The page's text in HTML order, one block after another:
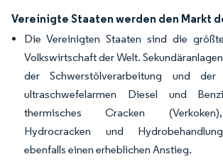
Vereinigte Staaten werden den Markt
Die Vereinigten Staaten sind die
Volkswirtschaft der Welt.
der Schwerstölverarbeitung und
ultraschwefelarmen Diesel und
thermisches Cracken
Hydrocracken und
ebenfalls einen erheblichen Anstieg.